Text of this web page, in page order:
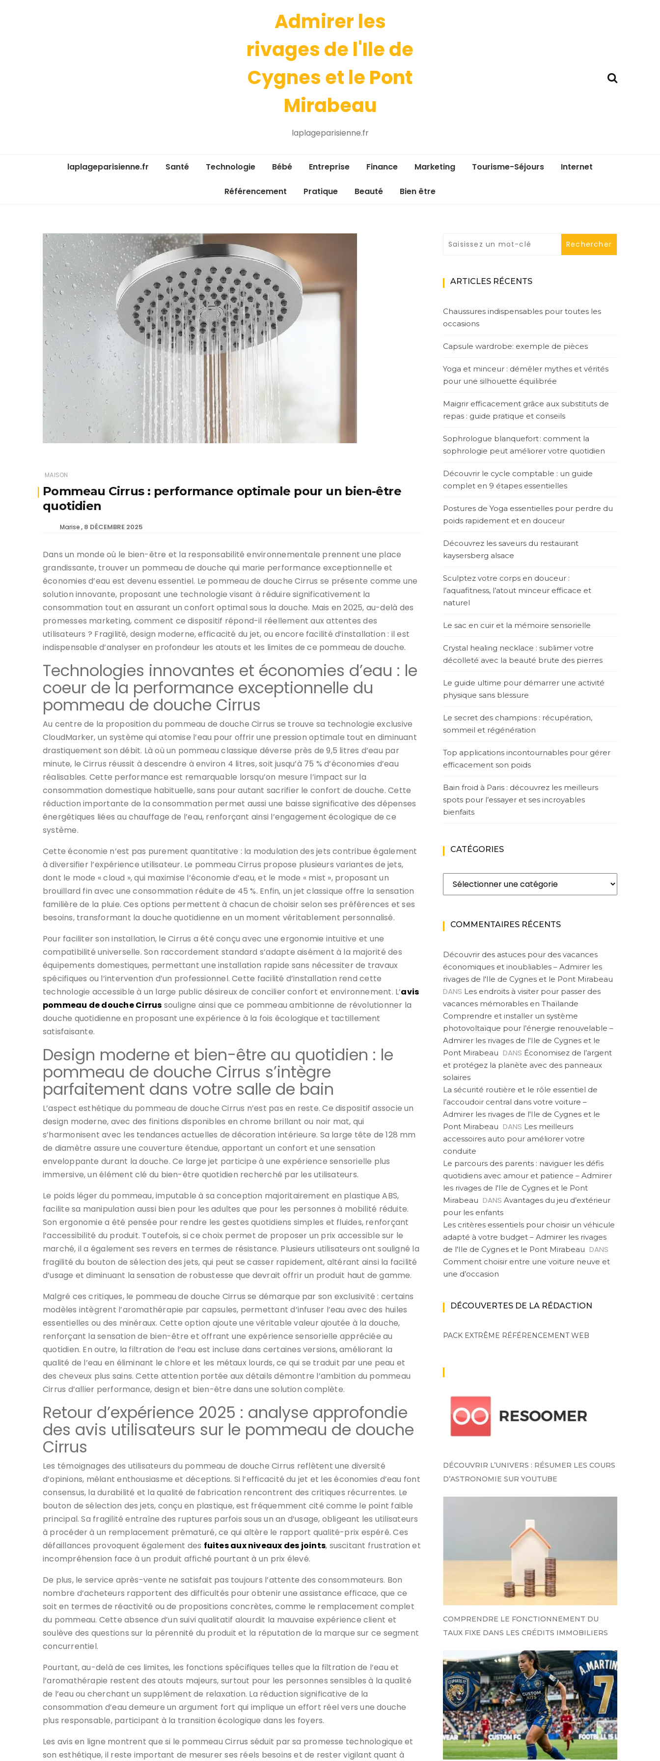
Admirer les
rivages de l'Ile de
Cygnes et le Pont
Mirabeau
laplageparisienne.fr
laplageparisienne.fr Santé Technologie Bébé Entreprise Finance Marketing Tourisme-Séjours Internet
Référencement Pratique Beauté Bien être
MAISON
Pommeau Cirrus : performance optimale pour un bien-être
quotidien
Marise 8 DÉCEMBRE 2025
Dans un monde où le bien-être et la responsabilité environnementale prennent une place
grandissante, trouver un pommeau de douche qui marie performance exceptionnelle et
économies d’eau est devenu essentiel. Le pommeau de douche Cirrus se présente comme une
solution innovante, proposant une technologie visant à réduire significativement la
consommation tout en assurant un confort optimal sous la douche. Mais en 2025, au-delà des
promesses marketing, comment ce dispositif répond-il réellement aux attentes des
utilisateurs ? Fragilité, design moderne, efficacité du jet, ou encore facilité d’installation : il est
indispensable d’analyser en profondeur les atouts et les limites de ce pommeau de douche.
Technologies innovantes et économies d’eau : le
coeur de la performance exceptionnelle du
pommeau de douche Cirrus
Au centre de la proposition du pommeau de douche Cirrus se trouve sa technologie exclusive
CloudMarker, un système qui atomise l’eau pour offrir une pression optimale tout en diminuant
drastiquement son débit. Là où un pommeau classique déverse près de 9,5 litres d’eau par
minute, le Cirrus réussit à descendre à environ 4 litres, soit jusqu’à 75 % d’économies d’eau
réalisables. Cette performance est remarquable lorsqu’on mesure l’impact sur la
consommation domestique habituelle, sans pour autant sacrifier le confort de douche. Cette
réduction importante de la consommation permet aussi une baisse significative des dépenses
énergétiques liées au chauffage de l’eau, renforçant ainsi l’engagement écologique de ce
système.
Cette économie n’est pas purement quantitative : la modulation des jets contribue également
à diversifier l’expérience utilisateur. Le pommeau Cirrus propose plusieurs variantes de jets,
dont le mode « cloud », qui maximise l’économie d’eau, et le mode « mist », proposant un
brouillard fin avec une consommation réduite de 45 %. Enfin, un jet classique offre la sensation
familière de la pluie. Ces options permettent à chacun de choisir selon ses préférences et ses
besoins, transformant la douche quotidienne en un moment véritablement personnalisé.
Pour faciliter son installation, le Cirrus a été conçu avec une ergonomie intuitive et une
compatibilité universelle. Son raccordement standard s’adapte aisément à la majorité des
équipements domestiques, permettant une installation rapide sans nécessiter de travaux
spécifiques ou l’intervention d’un professionnel. Cette facilité d’installation rend cette
technologie accessible à un large public désireux de concilier confort et environnement. L’avis
pommeau de douche Cirrus souligne ainsi que ce pommeau ambitionne de révolutionner la
douche quotidienne en proposant une expérience à la fois écologique et tactillement
satisfaisante.
Design moderne et bien-être au quotidien : le
pommeau de douche Cirrus s’intègre
parfaitement dans votre salle de bain
L’aspect esthétique du pommeau de douche Cirrus n’est pas en reste. Ce dispositif associe un
design moderne, avec des finitions disponibles en chrome brillant ou noir mat, qui
s’harmonisent avec les tendances actuelles de décoration intérieure. Sa large tête de 128 mm
de diamètre assure une couverture étendue, apportant un confort et une sensation
enveloppante durant la douche. Ce large jet participe à une expérience sensorielle plus
immersive, un élément clé du bien-être quotidien recherché par les utilisateurs.
Le poids léger du pommeau, imputable à sa conception majoritairement en plastique ABS,
facilite sa manipulation aussi bien pour les adultes que pour les personnes à mobilité réduite.
Son ergonomie a été pensée pour rendre les gestes quotidiens simples et fluides, renforçant
l’accessibilité du produit. Toutefois, si ce choix permet de proposer un prix accessible sur le
marché, il a également ses revers en termes de résistance. Plusieurs utilisateurs ont souligné la
fragilité du bouton de sélection des jets, qui peut se casser rapidement, altérant ainsi la facilité
d’usage et diminuant la sensation de robustesse que devrait offrir un produit haut de gamme.
Malgré ces critiques, le pommeau de douche Cirrus se démarque par son exclusivité : certains
modèles intègrent l’aromathérapie par capsules, permettant d’infuser l’eau avec des huiles
essentielles ou des minéraux. Cette option ajoute une véritable valeur ajoutée à la douche,
renforçant la sensation de bien-être et offrant une expérience sensorielle appréciée au
quotidien. En outre, la filtration de l’eau est incluse dans certaines versions, améliorant la
qualité de l’eau en éliminant le chlore et les métaux lourds, ce qui se traduit par une peau et
des cheveux plus sains. Cette attention portée aux détails démontre l’ambition du pommeau
Cirrus d’allier performance, design et bien-être dans une solution complète.
Retour d’expérience 2025 : analyse approfondie
des avis utilisateurs sur le pommeau de douche
Cirrus
Les témoignages des utilisateurs du pommeau de douche Cirrus reflètent une diversité
d’opinions, mêlant enthousiasme et déceptions. Si l’efficacité du jet et les économies d’eau font
consensus, la durabilité et la qualité de fabrication rencontrent des critiques récurrentes. Le
bouton de sélection des jets, conçu en plastique, est fréquemment cité comme le point faible
principal. Sa fragilité entraîne des ruptures parfois sous un an d’usage, obligeant les utilisateurs
à procéder à un remplacement prématuré, ce qui altère le rapport qualité-prix espéré. Ces
défaillances provoquent également des fuites aux niveaux des joints, suscitant frustration et
incompréhension face à un produit affiché pourtant à un prix élevé.
De plus, le service après-vente ne satisfait pas toujours l’attente des consommateurs. Bon
nombre d’acheteurs rapportent des difficultés pour obtenir une assistance efficace, que ce
soit en termes de réactivité ou de propositions concrètes, comme le remplacement complet
du pommeau. Cette absence d’un suivi qualitatif alourdit la mauvaise expérience client et
soulève des questions sur la pérennité du produit et la réputation de la marque sur ce segment
concurrentiel.
Pourtant, au-delà de ces limites, les fonctions spécifiques telles que la filtration de l’eau et
l’aromathérapie restent des atouts majeurs, surtout pour les personnes sensibles à la qualité
de l’eau ou cherchant un supplément de relaxation. La réduction significative de la
consommation d’eau demeure un argument fort qui implique un effort réel vers une douche
plus responsable, participant à la transition écologique dans les foyers.
Les avis en ligne montrent que si le pommeau Cirrus séduit par sa promesse technologique et
son esthétique, il reste important de mesurer ses réels besoins et de rester vigilant quant à
ARTICLES RÉCENTS
Chaussures indispensables pour toutes les
occasions
Capsule wardrobe: exemple de pièces
Yoga et minceur : démêler mythes et vérités
pour une silhouette équilibrée
Maigrir efficacement grâce aux substituts de
repas : guide pratique et conseils
Sophrologue blanquefort : comment la
sophrologie peut améliorer votre quotidien
Découvrir le cycle comptable : un guide
complet en 9 étapes essentielles
Postures de Yoga essentielles pour perdre du
poids rapidement et en douceur
Découvrez les saveurs du restaurant
kaysersberg alsace
Sculptez votre corps en douceur :
l’aquafitness, l’atout minceur efficace et
naturel
Le sac en cuir et la mémoire sensorielle
Crystal healing necklace : sublimer votre
décolleté avec la beauté brute des pierres
Le guide ultime pour démarrer une activité
physique sans blessure
Le secret des champions : récupération,
sommeil et régénération
Top applications incontournables pour gérer
efficacement son poids
Bain froid à Paris : découvrez les meilleurs
spots pour l’essayer et ses incroyables
bienfaits
CATÉGORIES
Catégories
COMMENTAIRES RÉCENTS
Découvrir des astuces pour des vacances
économiques et inoubliables – Admirer les
rivages de l'Ile de Cygnes et le Pont Mirabeau
DANS Les endroits à visiter pour passer des
vacances mémorables en Thaïlande
Comprendre et installer un système
photovoltaïque pour l’énergie renouvelable –
Admirer les rivages de l'Ile de Cygnes et le
Pont Mirabeau DANS Économisez de l’argent
et protégez la planète avec des panneaux
solaires
La sécurité routière et le rôle essentiel de
l’accoudoir central dans votre voiture –
Admirer les rivages de l'Ile de Cygnes et le
Pont Mirabeau DANS Les meilleurs
accessoires auto pour améliorer votre
conduite
Le parcours des parents : naviguer les défis
quotidiens avec amour et patience – Admirer
les rivages de l'Ile de Cygnes et le Pont
Mirabeau DANS Avantages du jeu d’extérieur
pour les enfants
Les critères essentiels pour choisir un véhicule
adapté à votre budget – Admirer les rivages
de l'Ile de Cygnes et le Pont Mirabeau DANS
Comment choisir entre une voiture neuve et
une d’occasion
DÉCOUVERTES DE LA RÉDACTION
PACK EXTRÊME RÉFÉRENCEMENT WEB
DÉCOUVRIR L’UNIVERS : RÉSUMER LES COURS
D’ASTRONOMIE SUR YOUTUBE
COMPRENDRE LE FONCTIONNEMENT DU
TAUX FIXE DANS LES CRÉDITS IMMOBILIERS